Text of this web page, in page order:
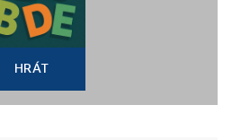
HRÁT